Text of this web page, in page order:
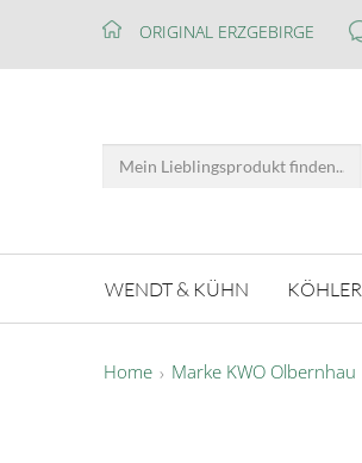
ORIGINAL ERZGEBIRGE
WENDT & KÜHN KÖHLER
Home Marke KWO Olbernhau